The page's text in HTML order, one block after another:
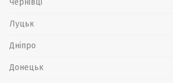
Луцьк
Дніпро
Донецьк